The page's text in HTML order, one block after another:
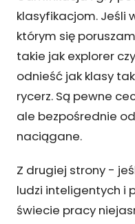
klasyfikacjom. Jeśli
którym się
takie jak explorer
odnieść jak klasy
rycerz. Są pewne
ale bezpośrednie
naciągane.
Z drugiej strony -
ludzi inteligentych i
świecie pracy